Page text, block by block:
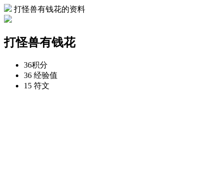
打怪兽有钱花的资料
打怪兽有钱花
36积分
36 经验值
15 符文